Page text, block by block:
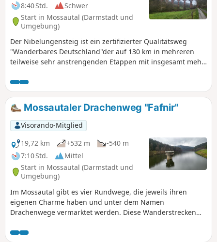
8:40 Std.
Schwer
Start in Mossautal (Darmstadt und
Umgebung)
Der Nibelungensteig ist ein zertifizierter Qualitätsweg
"Wanderbares Deutschland"der auf 130 km in mehreren
teilweise sehr anstrengenden Etappen mit insgesamt mehr
Odenwald und damit durch drei Bundesländer (Hessen,
Bayern, Baden-Württemberg) führt. Unsere Aufteilung
unterscheidet sich von den offiziellen Etappen. Wir haben
teilweise kürzere Touren gewählt, einige kurze zusätzliche
Meter gemacht und teilweise an anderen Orten
übernachtet. Beachte bei der Tourenplanung die
Unterkunfts-, Einkehr- und Verpflegungsmöglichkeiten, die
nicht immer vorhanden sind.
Mossautaler Drachenweg "Fafnir"
Visorando-Mitglied
19,72 km
+532 m
-540 m
7:10 Std.
Mittel
Start in Mossautal (Darmstadt und
Umgebung)
Im Mossautal gibt es vier Rundwege, die jeweils ihren
eigenen Charme haben und unter dem Namen
Drachenwege vermarktet werden. Diese Wanderstrecken
"Wanderbarer Odenwald" ausgezeichnet, was ein qualitativ